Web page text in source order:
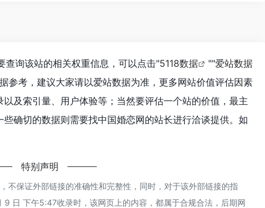
查询该站的相关权重信息，可以点击"5118数据 ""爱站数据
参考，建议大家请以爱站数据为准，更多网站价值评估因素
及索引量、用户体验等；当然要评估一个站的价值，最主
确切的数据则需要找中国婚恋网的站长进行洽谈提供。如
特别声明
不保证外部链接的准确性和完整性，同时，对于该外部链接的指
日 下午5:47收录时，该网页上的内容，都属于合规合法，后期网